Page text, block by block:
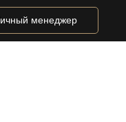
менеджер